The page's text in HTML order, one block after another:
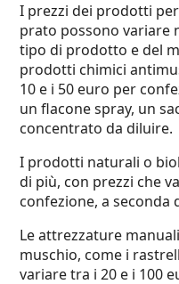
I prezzi dei prodotti
prato possono variare
tipo di prodotto e del
prodotti chimici
10 e i 50 euro per
un flacone spray, un
concentrato da diluire.
I prodotti naturali o
di più, con prezzi che
confezione, a seconda
Le attrezzature
muschio, come i
variare tra i 20 e i 100